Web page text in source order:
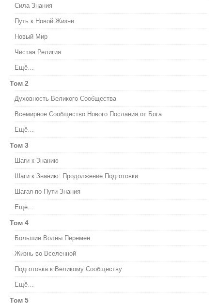
Сила Знания
Путь к Новой Жизни
Новый Мир
Чистая Религия
Ещё…
Том 2
Духовность Великого Сообщества
Всемирное Сообщество Нового Послания от Бога
Ещё…
Том 3
Шаги к Знанию
Шаги к Знанию: Продолжение Подготовки
Шагая по Пути Знания
Ещё…
Том 4
Большие Волны Перемен
Жизнь во Вселенной
Подготовка к Великому Сообществу
Ещё…
Том 5